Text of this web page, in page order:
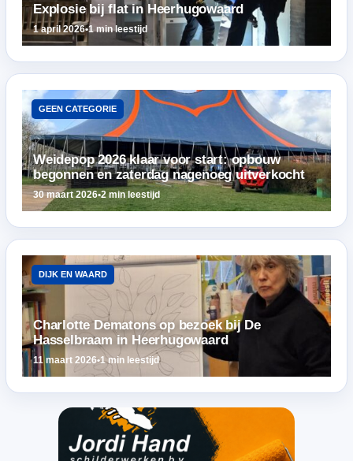
Explosie bij flat in Heerhugowaard
1 april 2026•1 min leestijd
GEEN CATEGORIE
Weidepop 2026 klaar voor start: opbouw
begonnen en zaterdag nagenoeg uitverkocht
30 maart 2026•2 min leestijd
DIJK EN WAARD
Charlotte Dematons op bezoek bij De
Hasselbraam in Heerhugowaard
11 maart 2026•1 min leestijd